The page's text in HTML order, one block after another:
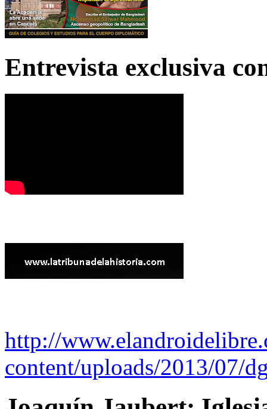
Entrevista exclusiva
http://
content/uploads/2013/07/